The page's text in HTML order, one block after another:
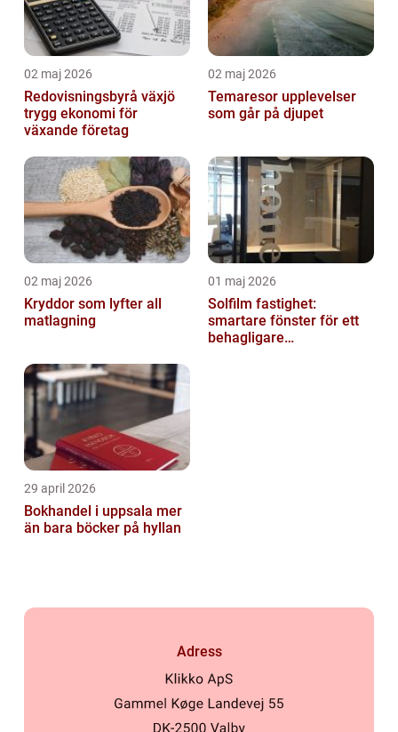
02 maj 2026
Redovisningsbyrå växjö
trygg ekonomi för
växande företag
02 maj 2026
Temaresor upplevelser
som går på djupet
02 maj 2026
Kryddor som lyfter all
matlagning
01 maj 2026
Solfilm fastighet:
smartare fönster för ett
behagligare
29 april 2026
Bokhandel i uppsala mer
än bara böcker på hyllan
Adress